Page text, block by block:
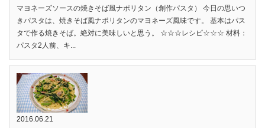
マヨネーズソースの焼きそば風ナポリタン（創作パスタ） 今日の思いつ
きパスタは、焼きそば風ナポリタンのマヨネーズ風味です。 基本はパス
タで作る焼きそば。絶対に美味しいと思う。 ☆☆☆レシピ☆☆☆ 材料：
パスタ2人前、キ...
2016.06.21